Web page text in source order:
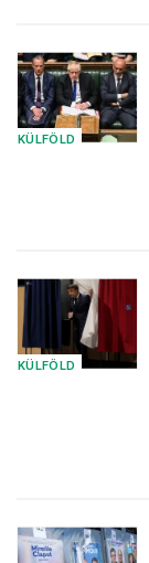
KÜLFÖLD
KÜLFÖLD